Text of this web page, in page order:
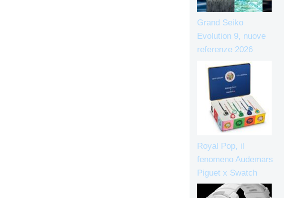
Grand Seiko
Evolution 9, nuove
referenze 2026
Royal Pop, il
fenomeno Audemars
Piguet x Swatch